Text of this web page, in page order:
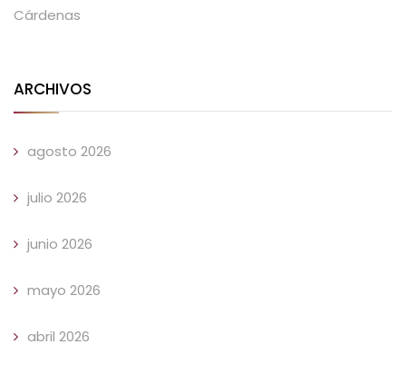
Cárdenas
ARCHIVOS
agosto 2026
julio 2026
junio 2026
mayo 2026
abril 2026